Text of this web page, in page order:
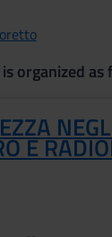
organized
E